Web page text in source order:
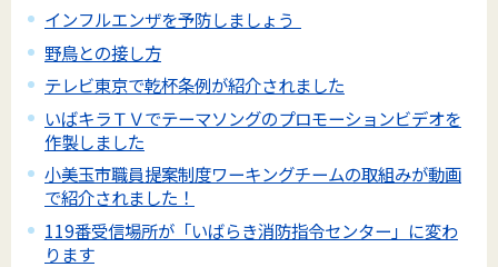
インフルエンザを予防しましょう
野鳥との接し方
テレビ東京で乾杯条例が紹介されました
いばキラＴＶでテーマソングのプロモーションビデオを
作製しました
小美玉市職員提案制度ワーキングチームの取組みが動画
で紹介されました！
119番受信場所が「いばらき消防指令センター」に変わ
ります